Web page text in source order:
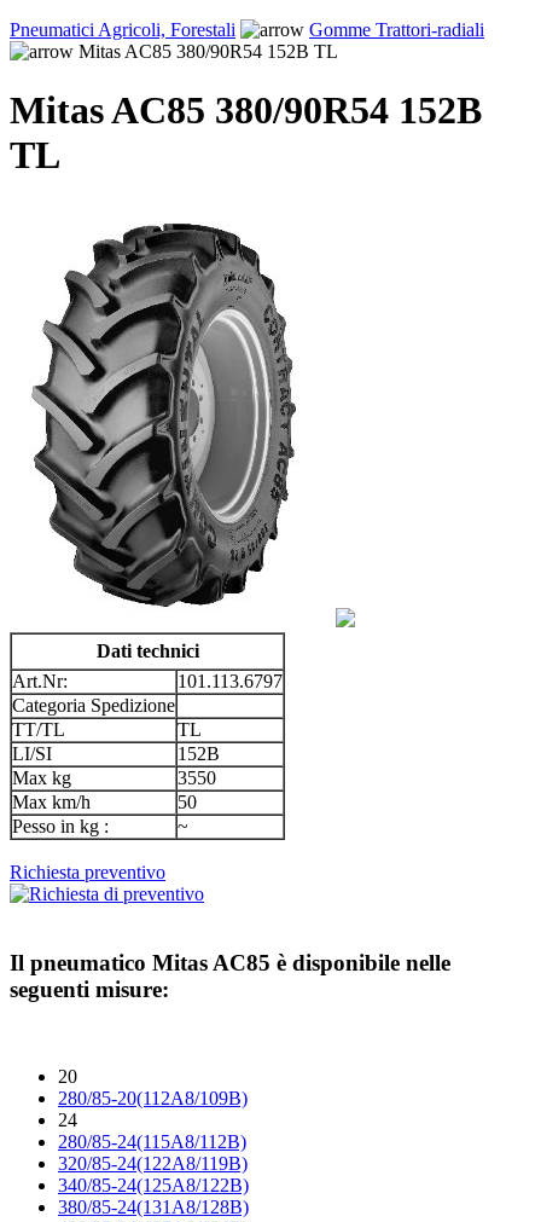
Pneumatici Agricoli, Forestali
Gomme Trattori-radiali
Mitas AC85 380/90R54 152B TL
Mitas AC85 380/90R54 152B
TL
Dati technici
Art.Nr:
101.113.6797
Categoria Spedizione
TT/TL
TL
LI/SI
152B
Max kg
3550
Max km/h
50
Pesso in kg :
~
Richiesta preventivo
Il pneumatico Mitas AC85 è disponibile nelle
seguenti misure:
20
280/85-20(112A8/109B)
24
280/85-24(115A8/112B)
320/85-24(122A8/119B)
340/85-24(125A8/122B)
380/85-24(131A8/128B)